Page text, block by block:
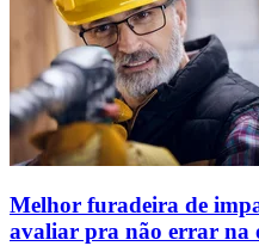
Melhor furadeira de
avaliar pra não errar na